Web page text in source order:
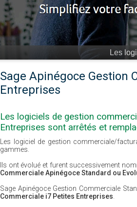
Ne restez par
Sage Apinégoce Gestion
Entreprises
Les logiciels de gestion
Entreprises sont arrêtés et
Les logiciel de gestion commerciale/
gammes.
Ils ont évolué et furent successivement
Commerciale Apinégoce Standard ou
Sage Apinégoce Gestion Commerciale
Commerciale i7 Petites Entreprises